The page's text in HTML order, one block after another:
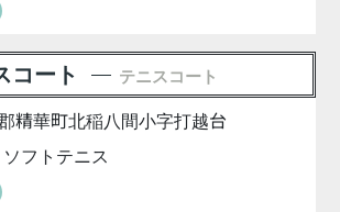
コート テニスコート
精華町北稲八間小字打越台
フトテニス